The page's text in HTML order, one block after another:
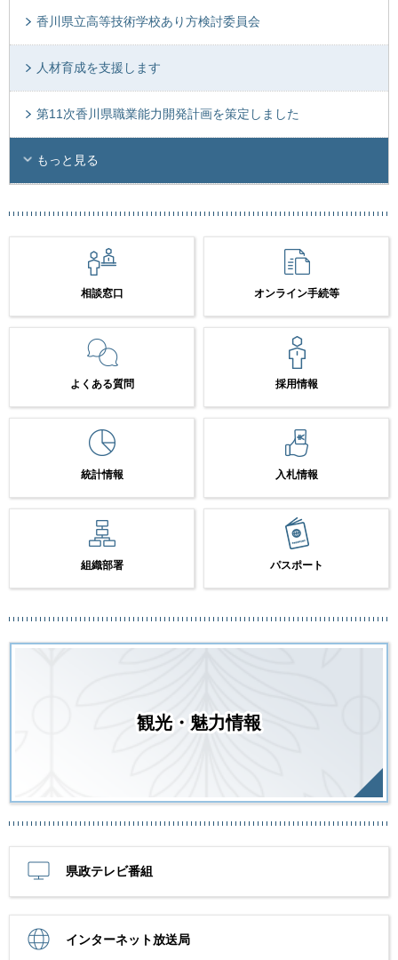
香川県立高等技術学校あり方検討委員会
人材育成を支援します
第11次香川県職業能力開発計画を策定しました
もっと見る
相談窓口 オンライン手続等
よくある質問 採用情報
統計情報 入札情報
組織部署 パスポート
観光・魅力情報
県政テレビ番組
インターネット放送局